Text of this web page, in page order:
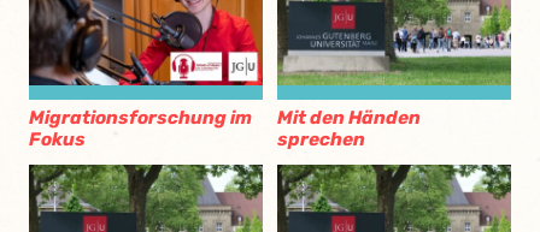
Migrationsforschung im
Fokus
Mit den Händen
sprechen